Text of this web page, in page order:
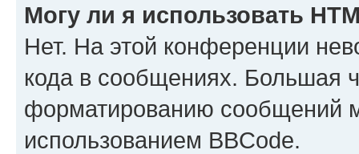
Могу ли я использовать
Нет. На этой конференции
кода в сообщениях. Большая
форматированию сообщений
использованием BBCode.